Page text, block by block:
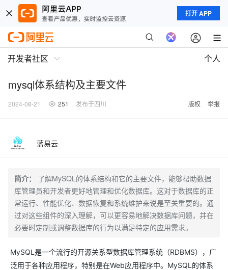
打开 APP
开发者社区 个人
mysql体系结构及主要文件
2024-08-21 251 发布于四川 版权 举报
蓝易云
简介：
了解MySQL的体系结构和它的主要文件，能够帮助数据
库管理员和开发者更好地管理和优化数据库。这对于数据库的正
常运行、性能优化、数据恢复和系统维护来说是至关重要的。通
过对这些组件的深入理解，可以更容易地解决数据库问题，并在
必要时定制或调整数据库的行为以满足特定的应用需求。
MySQL是一个流行的开源关系型数据库管理系统（RDBMS），广
泛用于各种应用程序，特别是在Web应用程序中。MySQL的体系